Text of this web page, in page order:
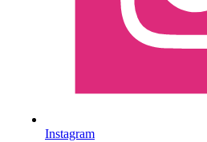
Instagram